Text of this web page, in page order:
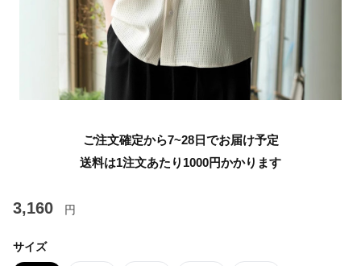
ご注文確定から7~28日でお届け予定
送料は1注文あたり 1000円かかります
3,160 円
サイズ